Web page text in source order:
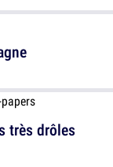
très drôles